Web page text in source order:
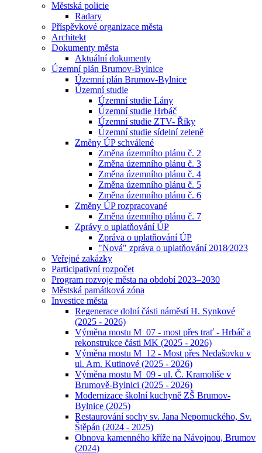
Městská policie
Radary
Příspěvkové organizace města
Architekt
Dokumenty města
Aktuální dokumenty
Územní plán Brumov-Bylnice
Územní plán Brumov-Bylnice
Územní studie
Územní studie Lány
Územní studie Hrbáč
Územní studie ZTV- Říky
Územní studie sídelní zeleně
Změny ÚP schválené
Změna územního plánu č. 2
Změna územního plánu č. 3
Změna územního plánu č. 4
Změna územního plánu č. 5
Změna územního plánu č. 6
Změny ÚP rozpracované
Změna územního plánu č. 7
Zprávy o uplatňování ÚP
Zpráva o uplatňování ÚP
"Nová" zpráva o uplatňování 2018⁄2023
Veřejné zakázky
Participativní rozpočet
Program rozvoje města na období 2023–2030
Městská památková zóna
Investice města
Regenerace dolní části náměstí H. Synkové
(2025 - 2026)
Výměna mostu M_07 - most přes trať - Hrbáč a
rekonstrukce části MK (2025 - 2026)
Výměna mostu M_12 - Most přes Nedašovku v
ul. Am. Kutinové (2025 - 2026)
Výměna mostu M_09 - ul. Č. Kramoliše v
Brumově-Bylnici (2025 - 2026)
Modernizace školní kuchyně ZŠ Brumov-
Bylnice (2025)
Restaurování sochy sv. Jana Nepomuckého, Sv.
Štěpán (2024 - 2025)
Obnova kamenného kříže na Návojnou, Brumov
(2024)